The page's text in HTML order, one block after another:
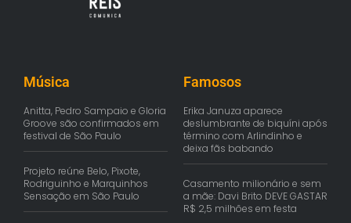
Música
Anitta, Pedro Sampaio e Gloria
Groove são confirmados em
festival de São Paulo
Projeto reúne Belo, Pixote,
Rodriguinho e Marquinhos
Sensação em São Paulo
Famosos
Erika Januza aparece
deslumbrante de biquíni após
término com Arlindinho e
deixa fãs babando
Casamento milionário e sem
a mãe: Davi Brito DEVE GASTAR
R$ 2,5 milhões em festa